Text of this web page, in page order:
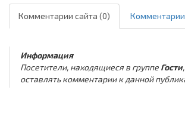
Комментарии сайта (0)
Информация
Посетители, находящиеся в группе Гости
оставлять комментарии к данной